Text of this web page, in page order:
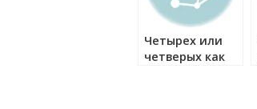
Четырех или
четверых как